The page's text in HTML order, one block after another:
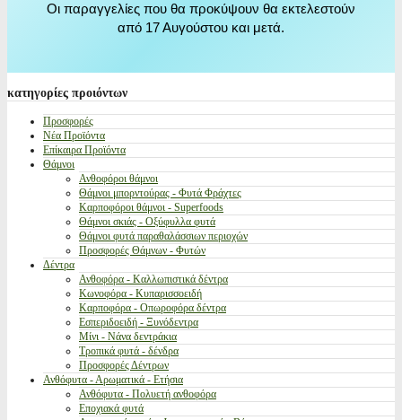
Οι παραγγελίες που θα προκύψουν θα εκτελεστούν
από 17 Αυγούστου και μετά.
κατηγορίες προιόντων
Προσφορές
Νέα Προϊόντα
Επίκαιρα Προϊόντα
Θάμνοι
Ανθοφόροι θάμνοι
Θάμνοι μπορντούρας - Φυτά Φράχτες
Καρποφόροι θάμνοι - Superfoods
Θάμνοι σκιάς - Οξύφυλλα φυτά
Θάμνοι φυτά παραθαλάσσιων περιοχών
Προσφορές Θάμνων - Φυτών
Δέντρα
Ανθοφόρα - Καλλωπιστικά δέντρα
Κωνοφόρα - Κυπαρισσοειδή
Καρποφόρα - Οπωροφόρα δέντρα
Εσπεριδοειδή - Ξυνόδεντρα
Μίνι - Νάνα δεντράκια
Τροπικά φυτά - δένδρα
Προσφορές Δέντρων
Ανθόφυτα - Αρωματικά - Ετήσια
Ανθόφυτα - Πολυετή ανθοφόρα
Εποχιακά φυτά